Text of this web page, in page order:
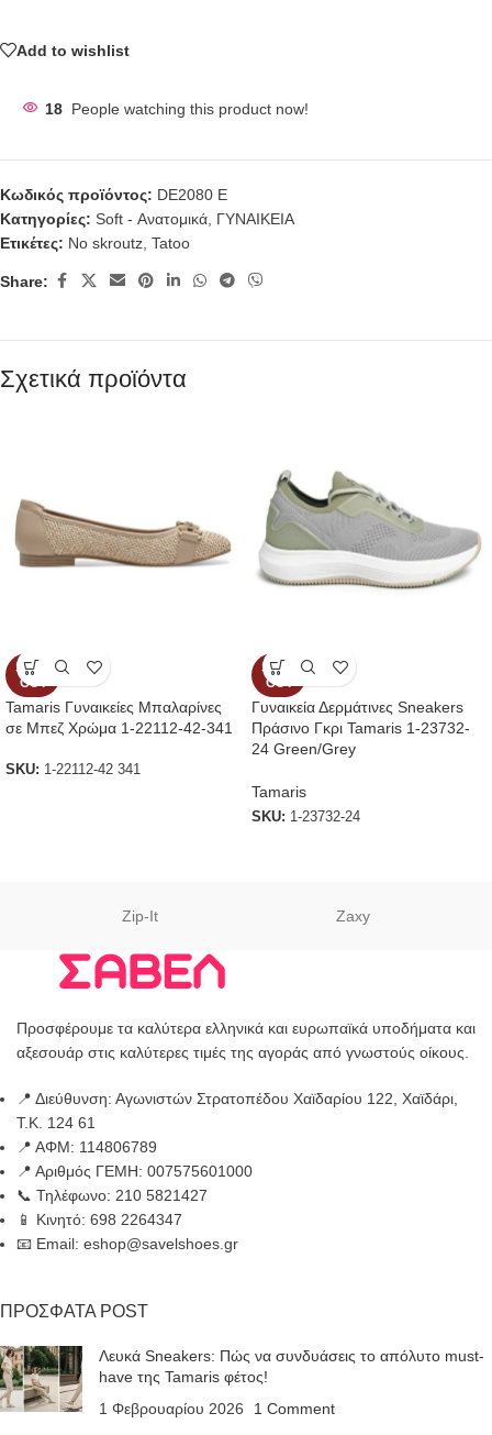
Add to wishlist
18 People watching this product now!
Κωδικός προϊόντος: DE2080 E
Κατηγορίες: Soft - Ανατομικά ΓΥΝΑΙΚΕΙΑ
Ετικέτες: No skroutz Tatoo
Share:
Σχετικά προϊόντα
SOLD
OUT
Tamaris Γυναικείες Μπαλαρίνες
σε Μπεζ Χρώμα 1-22112-42-341
SKU: 1-22112-42 341
SOLD
OUT
Γυναικεία Δερμάτινες Sneakers
Πράσινο Γκρι Tamaris 1-23732-
24 Green/Grey
Tamaris
SKU: 1-23732-24
Zip-It Zaxy
Προσφέρουμε τα καλύτερα ελληνικά και ευρωπαϊκά υποδήματα και
αξεσουάρ στις καλύτερες τιμές της αγοράς από γνωστούς οίκους.
📍 Διεύθυνση: Αγωνιστών Στρατοπέδου Χαϊδαρίου 122, Χαϊδάρι,
Τ.Κ. 124 61
📍 ΑΦΜ: 114806789
📍 Αριθμός ΓΕΜΗ: 007575601000
📞 Τηλέφωνο: 210 5821427
📱 Κινητό: 698 2264347
📧 Email: eshop@savelshoes.gr
ΠΡΟΣΦΑΤΑ POST
Λευκά Sneakers: Πώς να συνδυάσεις το απόλυτο must-
have της Tamaris φέτος!
1 Φεβρουαρίου 2026
1 Comment